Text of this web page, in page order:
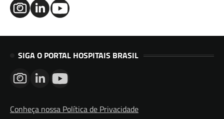
SIGA O PORTAL HOSPITAIS BRASIL
Conheça nossa Política de Privacidade